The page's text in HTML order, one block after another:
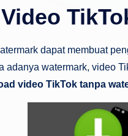
dapat membuat
adanya watermark, video
video TikTok tanpa